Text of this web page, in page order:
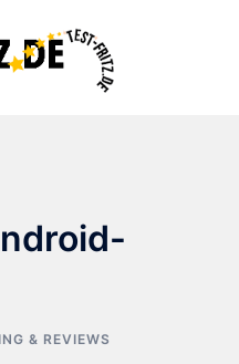
& REVIEWS